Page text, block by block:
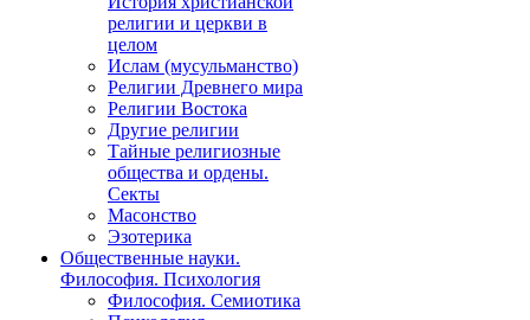
религии и церкви в
целом
Ислам (мусульманство)
Религии Древнего мира
Религии Востока
Другие религии
Тайные религиозные
общества и ордены.
Секты
Масонство
Эзотерика
Общественные науки.
Философия. Психология
Философия. Семиотика